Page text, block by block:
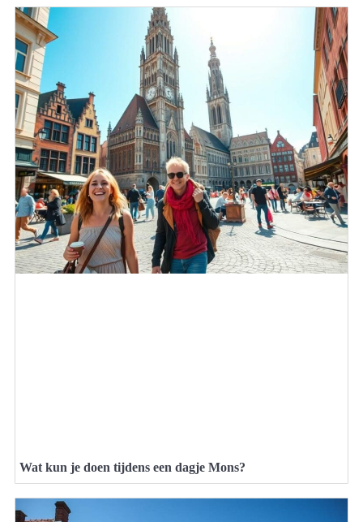
Wat kun je doen tijdens een dagje Mons?